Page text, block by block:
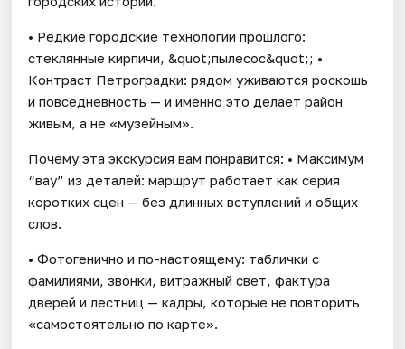
• Редкие городские технологии прошлого:
стеклянные кирпичи, &quot;пылесос&quot;; •
Контраст Петроградки: рядом уживаются роскошь
и повседневность — и именно это делает район
живым, а не «музейным».
Почему эта экскурсия вам понравится: • Максимум
“вау” из деталей: маршрут работает как серия
коротких сцен — без длинных вступлений и общих
слов.
• Фотогенично и по-настоящему: таблички с
фамилиями, звонки, витражный свет, фактура
дверей и лестниц — кадры, которые не повторить
«самостоятельно по карте».